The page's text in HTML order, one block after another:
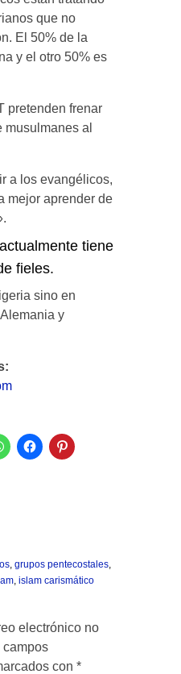
que no
El 50% de la
y el otro 50% es
pretenden frenar
musulmanes al
a los evangélicos,
mejor aprender de
tiene
fieles.
sino en
y
, grupos pentecostales,
, islam carismático
electrónico no
campos
con *